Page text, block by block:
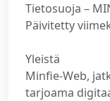
Tietosuoja –
Päivitetty
Yleistä
Minfie-Web,
tarjoama